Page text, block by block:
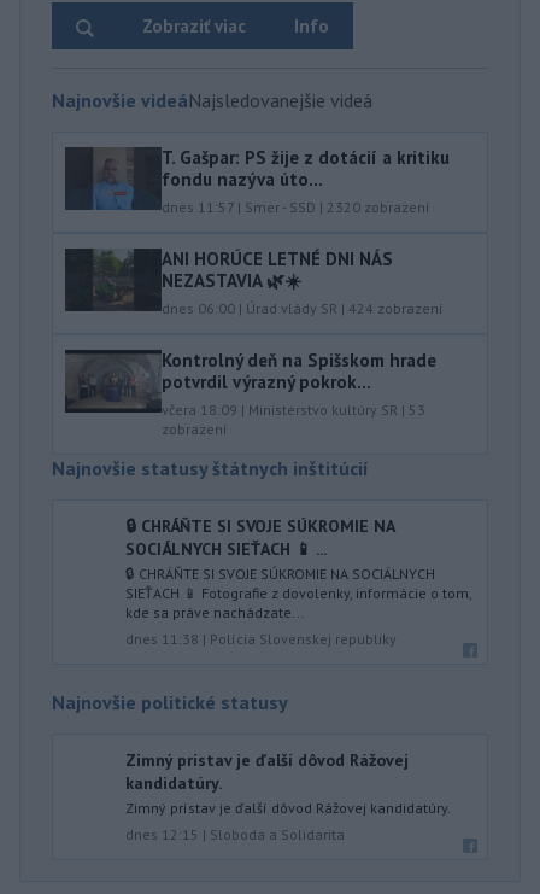
Info
Zobraziť viac
Najnovšie videáNajsledovanejšie videá
T. Gašpar: PS žije z dotácií a kritiku
fondu nazýva úto...
dnes 11:57 | Smer - SSD | 2320 zobrazení
ANI HORÚCE LETNÉ DNI NÁS
NEZASTAVIA 🌿☀️
dnes 06:00 | Úrad vlády SR | 424 zobrazení
Kontrolný deň na Spišskom hrade
potvrdil výrazný pokrok...
včera 18:09 | Ministerstvo kultúry SR | 53
zobrazení
Najnovšie statusy štátnych inštitúcií
🔒 CHRÁŇTE SI SVOJE SÚKROMIE NA
SOCIÁLNYCH SIEŤACH 📱 ...
🔒 CHRÁŇTE SI SVOJE SÚKROMIE NA SOCIÁLNYCH
SIEŤACH 📱 Fotografie z dovolenky, informácie o tom,
kde sa práve nachádzate...
dnes 11:38 | Polícia Slovenskej republiky
Najnovšie politické statusy
Zimný prístav je ďalší dôvod Rážovej
kandidatúry.
Zimný prístav je ďalší dôvod Rážovej kandidatúry.
dnes 12:15 | Sloboda a Solidarita